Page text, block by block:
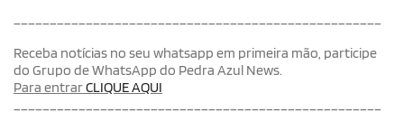
Receba notícias no seu whatsapp em primeira mão, participe
do Grupo de WhatsApp do Pedra Azul News.
Para entrarCLIQUE AQUI